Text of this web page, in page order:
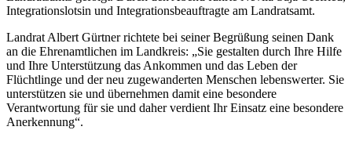
Integrationslotsin und Integrationsbeauftragte am Landratsamt.
Landrat Albert Gürtner richtete bei seiner Begrüßung seinen Dank
an die Ehrenamtlichen im Landkreis: „Sie gestalten durch Ihre Hilfe
und Ihre Unterstützung das Ankommen und das Leben der
Flüchtlinge und der neu zugewanderten Menschen lebenswerter. Sie
unterstützen sie und übernehmen damit eine besondere
Verantwortung für sie und daher verdient Ihr Einsatz eine besondere
Anerkennung“.